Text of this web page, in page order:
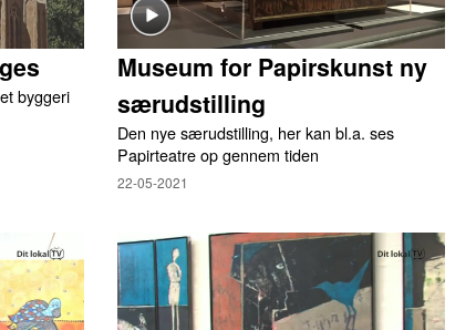
byggeri
Museum for Papirskunst ny
særudstilling
Den nye særudstilling, her kan bl.a. ses
Papirteatre op gennem tiden
22-05-2021